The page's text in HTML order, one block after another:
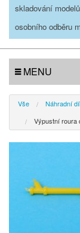
skladování
osobního odběru
MENU
Vše Náhradní
Výpustní roura